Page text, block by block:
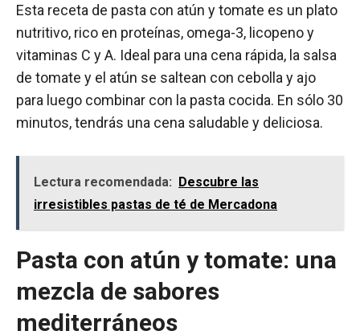
Esta receta de pasta con atún y tomate es un plato
nutritivo, rico en proteínas, omega-3, licopeno y
vitaminas C y A. Ideal para una cena rápida, la salsa
de tomate y el atún se saltean con cebolla y ajo
para luego combinar con la pasta cocida. En sólo 30
minutos, tendrás una cena saludable y deliciosa.
Lectura recomendada: Descubre las
irresistibles pastas de té de Mercadona
Pasta con atún y tomate: una
mezcla de sabores
mediterráneos